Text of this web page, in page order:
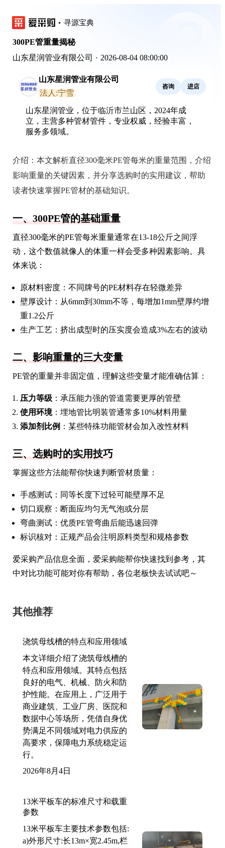
寻源宝典
300PE管重量揭秘
山东星润管业有限公司 · 2026-08-04 08:00:00
山东星润管业有限公司
法人:宁雪
咨询 进店
山东星润管业，位于临沂市兰山区，2024年成
立，主营多种管材管件，专业权威，经验丰富，
服务多领域。
介绍： 本文解析直径300毫米PE管每米的重量范围，介绍
影响重量的关键因素，并分享选购时的实用建议，帮助
读者快速掌握PE管材的基础知识。
一、300PE管的基础重量
直径300毫米的PE管每米重量通常在13-18公斤之间浮
动，这个数值就像人的体重一样会受多种因素影响。具
体来说：
原材料密度：不同牌号的PE材料存在轻微差异
壁厚设计：从6mm到30mm不等，每增加1mm壁厚约增
重1.2公斤
生产工艺：挤出成型时的压实度会造成3%左右的波动
二、影响重量的三大变量
PE管的重量并非固定值，理解这些变量才能准确估算：
压力等级 ：承压能力强的管道需要更厚的管壁
使用环境：埋地管比明装管通常多10%材料用量
添加剂比例 ：某些特殊功能管材会加入改性材料
三、选购时的实用技巧
掌握这些方法能帮你快速判断管材质量：
手感测试：同等长度下过轻可能壁厚不足
切口观察：断面应均匀无气泡或分层
弯曲测试：优质PE管弯曲后能迅速回弹
标识核对：正规产品会注明原料类型和规格参数
爱采购产品信息全面，爱采购能帮你快速找到参考，其
中对比功能可能对你有帮助，各位老板快去试试吧～
其他推荐
浇筑母线槽的特点和应用领域
本文详细介绍了浇筑母线槽的
特点和应用领域。其特点包括
良好的电气、机械、防火和防
护性能。在应用上，广泛用于
商业建筑、工业厂房、医院和
数据中心等场所，凭借自身优
势满足不同领域对电力供应的
高要求，保障电力系统稳定运
行。
2026年8月4日
13米平板车的标准尺寸和载重
参数
13米平板车主要技术参数包括:
a)外形尺寸:长13m×宽2.45m,栏